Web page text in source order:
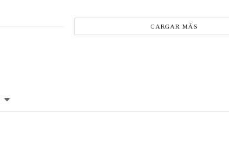
CARGAR MÁS